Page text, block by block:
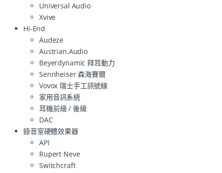
Universal Audio
Xvive
Hi-End
Audeze
Austrian.Audio
Beyerdynamic 拜耳動力
Sennheiser 森海賽爾
Vovox 瑞士手工訊號線
家用音訊系統
耳機前級 / 後級
DAC
錄音室硬體效果器
API
Rupert Neve
Switchcraft